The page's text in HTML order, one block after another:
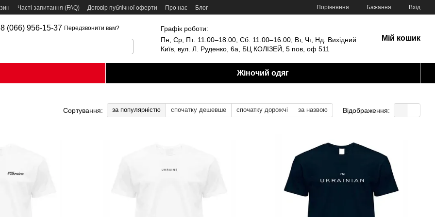
Часті запитання (FAQ) Договір публічної оферти Про нас Блог Порівняння Бажання Вхід
(066) 956-15-37 Передзвонити вам?
Графік роботи:
Пн, Ср, Пт: 11:00–18:00; Сб: 11:00–16:00; Вт, Чт, Нд: Вихідний
Київ, вул. Л. Руденко, 6а, БЦ КОЛІЗЕЙ, 5 пов, оф 511
Мій кошик
Жіночий одяг
Сортування: за популярністю спочатку дешевше спочатку дорожчі за назвою Відображення: